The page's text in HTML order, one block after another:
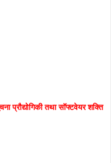
प्रौद्योगिकी तथा सॉफ्टवेयर शक्ति